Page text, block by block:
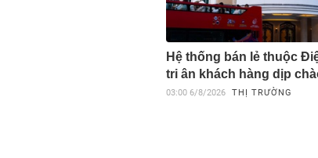
Hệ thống bán lẻ thuộc
tri ân khách hàng dịp
03:00 6/8/2026 THỊ TRƯỜNG